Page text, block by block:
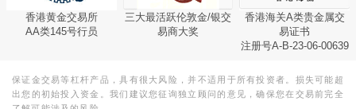
香港黄金交易所
AA类145号行员
三大最活跃伦敦金/银交
易商大奖
香港海关A类贵金属交
易证书
注册号A-B-23-06-00639
保证金交易等杠杆产品，具有很大风险，并不适用于所有投资者。损失可能超
出您的初始投入资金。我们建议您征询独立顾问的意见，确保您在交易前完全